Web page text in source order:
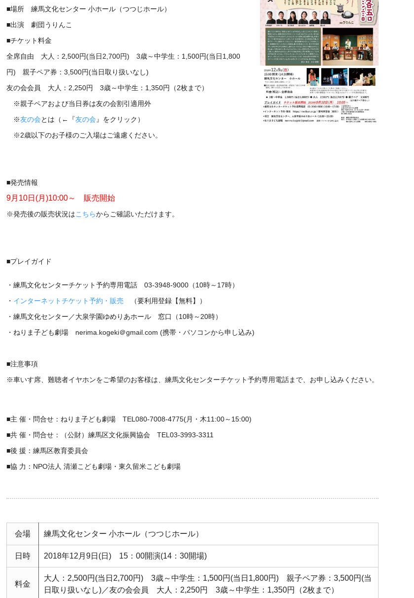
■場所 練馬文化センター 小ホール（つつじホール）
■出演 劇団うりんこ
■チケット料金
全席自由 大人：2,500円(当日2,700円) 3歳～中学生：1,500円(当日1,800
円) 親子ペア券：3,500円(当日取り扱いなし)
友の会会員 大人：2,250円 3歳～中学生：1,350円（2枚まで）
※親子ペアおよび当日券は友の会割引適用外
※友の会とは（←『友の会 』をクリック）
※2歳以下のお子様のご入場はご遠慮ください。
■発売情報
9月10日(月)10:00～ 販売開始
※発売後の販売状況はこちらからご確認いただけます。
■プレイガイド
・練馬文化センターチケット予約専用電話 03-3948-9000（10時～17時）
・ インターネットチケット予約・販売 （要利用登録【無料】）​​​​
・練馬文化センター／大泉学園ゆめりあホール 窓口（10時～20時）
・ねりま子ども劇場 nerima.kogeki＠gmail.com (携帯・パソコンから申し込み)
■注意事項
※車いす席、難聴者イヤホンをご希望のお客様は、練馬文化センターチケット予約専用電話まで、お申し込みください。
■主 催・問合せ：ねりま子ども劇場 TEL080-7008-4775(月・木11:00～15:00)
■共 催・問合せ：（公財）練馬区文化振興協会 TEL03-3993-3311
■後 援：練馬区教育委員会
■協 力：NPO法人 清瀬こども劇場・東久留米こども劇場
会場 練馬文化センター 小ホール（つつじホール）
日時 2018年12月9日(日) 15：00開演(14：30開場)
料金
大人：2,500円(当日2,700円) 3歳～中学生：1,500円(当日1,800円) 親子ペア券：3,500円(当
日取り扱いなし)／友の会会員 大人：2,250円 3歳～中学生：1,350円（2枚まで）